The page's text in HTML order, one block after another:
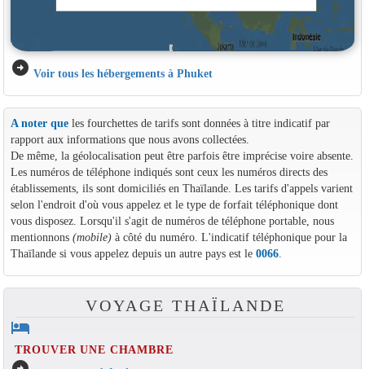
arrow_circle_right Voir tous les hébergements à Phuket
A noter queles fourchettes de tarifs sont données à titre indicatif par
rapport aux informations que nous avons collectées.
De même, la géolocalisation peut être parfois être imprécise voire absente.
Les numéros de téléphone indiqués sont ceux les numéros directs des
établissements, ils sont domiciliés en Thaïlande. Les tarifs d'appels varient
selon l'endroit d'où vous appelez et le type de forfait téléphonique dont
vous disposez. Lorsqu'il s'agit de numéros de téléphone portable, nous
mentionnons (mobile)à côté du numéro. L'indicatif téléphonique pour la
Thaïlande si vous appelez depuis un autre pays est le 0066.
VOYAGE THAÏLANDE
hotel
TROUVER UNE CHAMBRE